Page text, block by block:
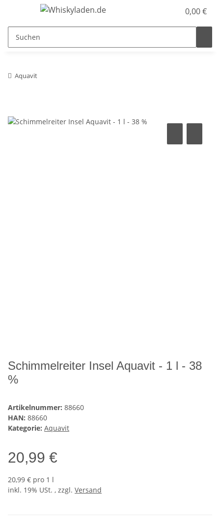
0,00 €
Aquavit
Schimmelreiter Insel Aquavit - 1 l - 38
%
Artikelnummer: 88660
HAN: 88660
Kategorie: Aquavit
20,99 €
20,99 € pro 1 l
inkl. 19% USt. , zzgl. Versand